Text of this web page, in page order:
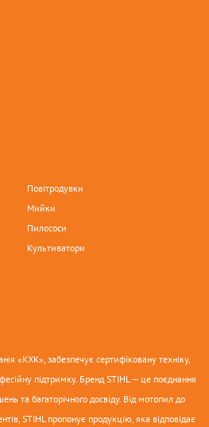
Повітродувки
Мийки
Пилососи
Культиватори
«КХК», забезпечує сертифіковану техніку,
підтримку. Бренд STIHL — це поєднання
та багаторічного досвіду. Від мотопил до
STIHL пропонує продукцію, яка відповідає